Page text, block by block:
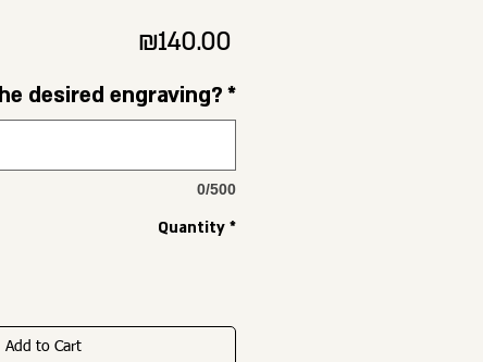
₪140.00Price
desired engraving?*
0/500
Quantity *
Add to Cart